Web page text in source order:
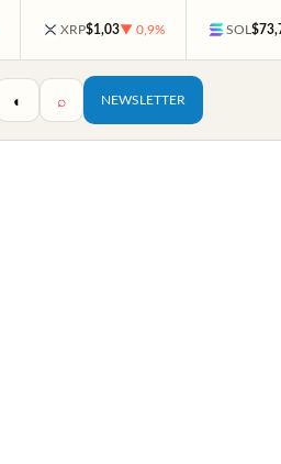
XRP$1,03▼ 0,9% SOL
◐ ⌕ NEWSLETTER